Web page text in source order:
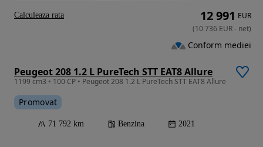
Peugeot 208 1.2 L PureTech STT EAT8 Allure
1199 cm3 • 100 CP • Peugeot 208 1.2 L PureTech STT EAT8 Allure
Promovat
71 792 km Benzina 2021
12 991 EUR
(10 736 EUR- net)
Conform mediei
Calculeaza rata